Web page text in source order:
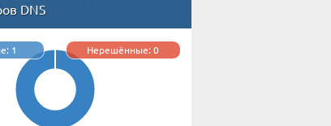
DNS
1 Нерешённые: 0